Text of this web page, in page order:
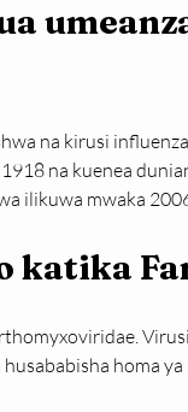
na kirusi
na kuenea
ilikuwa mwaka
katika
homa ya